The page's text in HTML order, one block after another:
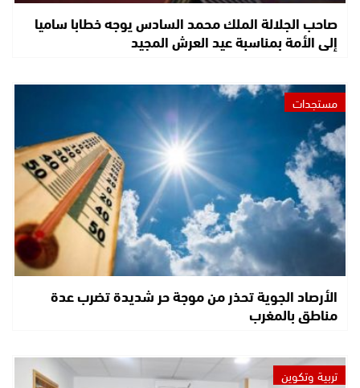
صاحب الجلالة الملك محمد السادس يوجه خطابا ساميا
إلى الأمة بمناسبة عيد العرش المجيد
مستجدات
الأرصاد الجوية تحذر من موجة حر شديدة تضرب عدة
مناطق بالمغرب
تربية وتكوين